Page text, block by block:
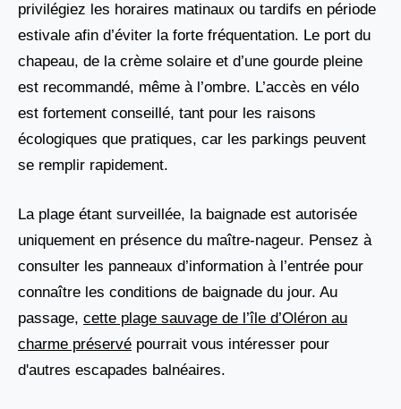
privilégiez les horaires matinaux ou tardifs en période
estivale afin d’éviter la forte fréquentation. Le port du
chapeau, de la crème solaire et d’une gourde pleine
est recommandé, même à l’ombre. L’accès en vélo
est fortement conseillé, tant pour les raisons
écologiques que pratiques, car les parkings peuvent
se remplir rapidement.
La plage étant surveillée, la baignade est autorisée
uniquement en présence du maître-nageur. Pensez à
consulter les panneaux d’information à l’entrée pour
connaître les conditions de baignade du jour. Au
passage, cette plage sauvage de l’île d’Oléron au
charme préservé pourrait vous intéresser pour
d'autres escapades balnéaires.